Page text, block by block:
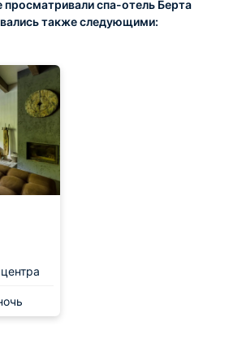
спа-отель Берта
также следующими: